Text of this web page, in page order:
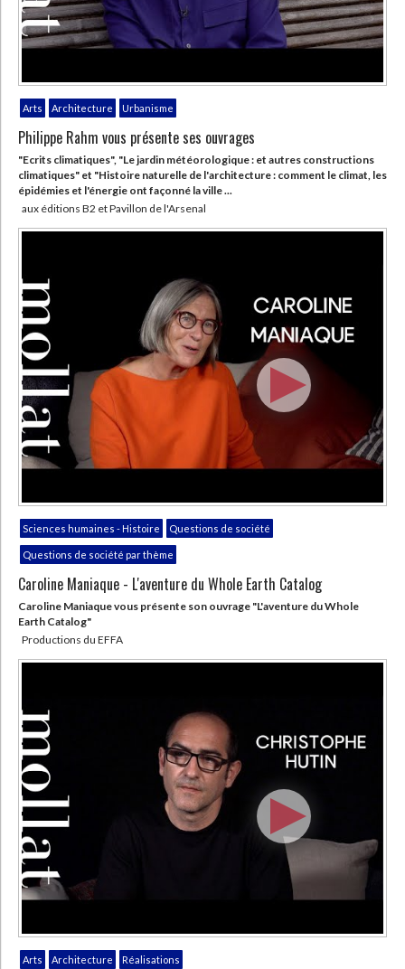
CHARGEMENT...
Arts Architecture Urbanisme
Philippe Rahm vous présente ses ouvrages
"Ecrits climatiques", "Le jardin météorologique : et autres constructions
climatiques" et "Histoire naturelle de l'architecture : comment le climat, les
épidémies et l'énergie ont façonné la ville ...
aux éditions B2 et Pavillon de l'Arsenal
Sciences humaines - Histoire Questions de société
Questions de société par thème
Caroline Maniaque - L'aventure du Whole Earth Catalog
Caroline Maniaque vous présente son ouvrage "L'aventure du Whole
Earth Catalog"
Productions du EFFA
Arts Architecture Réalisations